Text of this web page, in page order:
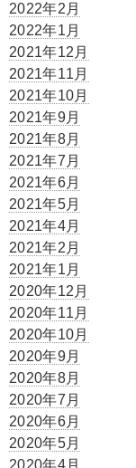
2022年2月
2022年1月
2021年12月
2021年11月
2021年10月
2021年9月
2021年8月
2021年7月
2021年6月
2021年5月
2021年4月
2021年2月
2021年1月
2020年12月
2020年11月
2020年10月
2020年9月
2020年8月
2020年7月
2020年6月
2020年5月
2020年4月